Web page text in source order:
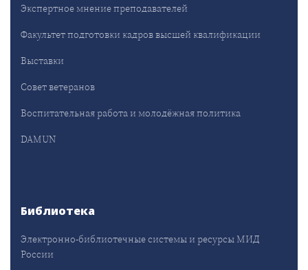
Экспертное мнение преподавателей
Факультет подготовки кадров высшей квалификации
Выставки
Совет ветеранов
Воспитательная работа и молодёжная политика
DAMUN
Библиотека
Электронно-библиотечные системы и ресурсы МИД
России